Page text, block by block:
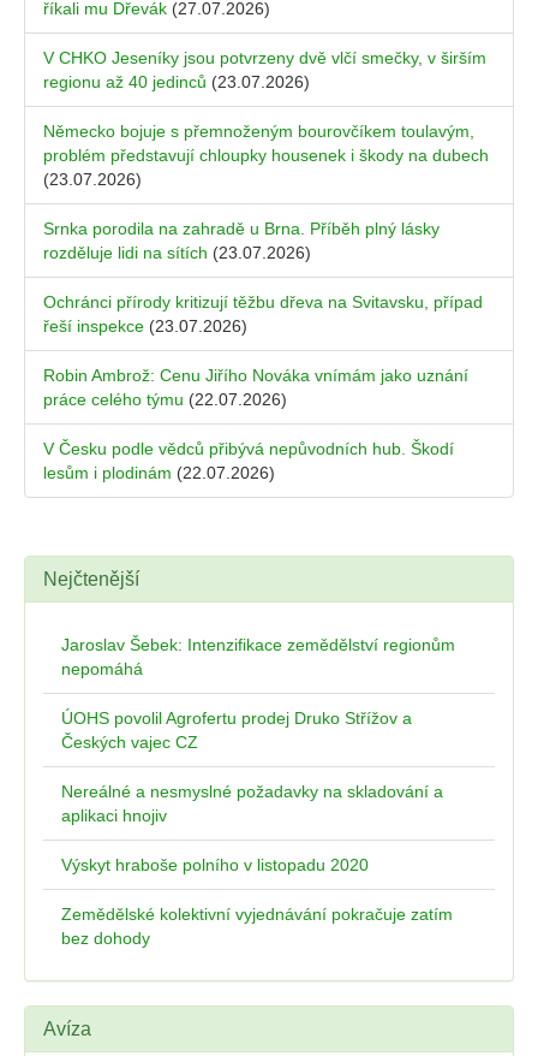
říkali mu Dřevák (27.07.2026)
V CHKO Jeseníky jsou potvrzeny dvě vlčí smečky, v širším
regionu až 40 jedinců (23.07.2026)
Německo bojuje s přemnoženým bourovčíkem toulavým,
problém představují chloupky housenek i škody na dubech
(23.07.2026)
Srnka porodila na zahradě u Brna. Příběh plný lásky
rozděluje lidi na sítích (23.07.2026)
Ochránci přírody kritizují těžbu dřeva na Svitavsku, případ
řeší inspekce (23.07.2026)
Robin Ambrož: Cenu Jiřího Nováka vnímám jako uznání
práce celého týmu (22.07.2026)
V Česku podle vědců přibývá nepůvodních hub. Škodí
lesům i plodinám (22.07.2026)
Nejčtenější
Jaroslav Šebek: Intenzifikace zemědělství regionům
nepomáhá
ÚOHS povolil Agrofertu prodej Druko Střížov a
Českých vajec CZ
Nereálné a nesmyslné požadavky na skladování a
aplikaci hnojiv
Výskyt hraboše polního v listopadu 2020
Zemědělské kolektivní vyjednávání pokračuje zatím
bez dohody
Avíza